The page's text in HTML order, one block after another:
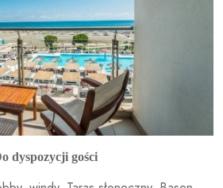
dyspozycji gości